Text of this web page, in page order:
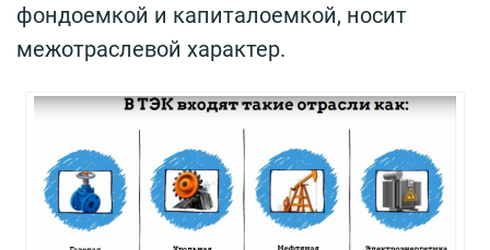
фондоемкой и капиталоемкой, носит
межотраслевой характер.